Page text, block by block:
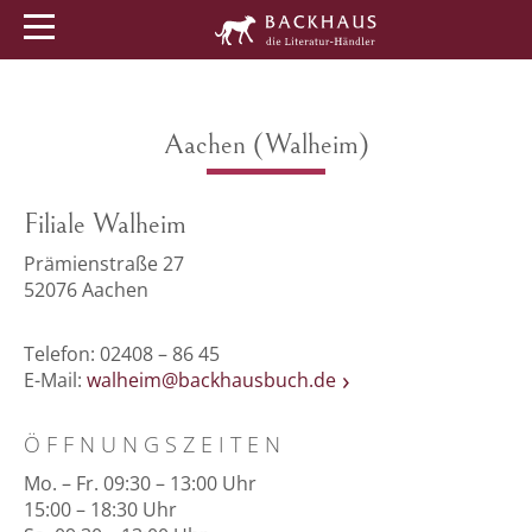
Aachen (Walheim)
Filiale Walheim
Prämienstraße 27
52076 Aachen
Telefon: 02408 – 86 45
E-Mail: walheim@backhausbuch.de
ÖFFNUNGSZEITEN
Mo. – Fr. 09:30 – 13:00 Uhr
15:00 – 18:30 Uhr